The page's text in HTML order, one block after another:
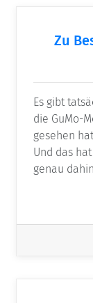
Zu
Es gibt
die GuMo-
gesehen
Und das
genau